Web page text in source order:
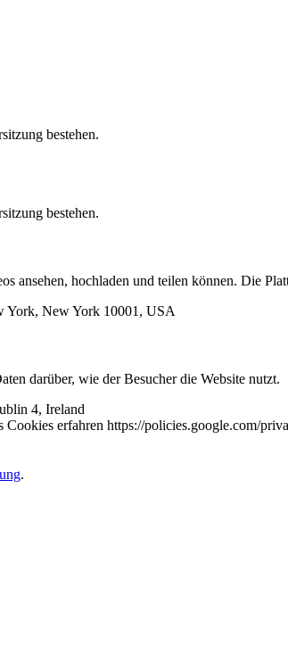
bestehen.
bestehen.
ansehen, hochladen und teilen können. Die
York, New York 10001, USA
darüber, wie der Besucher die Website nutzt.
4, Ireland
erfahren https://policies.google.com/
.